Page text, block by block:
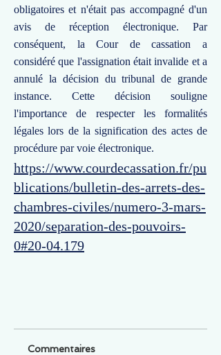
obligatoires et n'était pas accompagné d'un
avis de réception électronique. Par
conséquent, la Cour de cassation a
considéré que l'assignation était invalide et a
annulé la décision du tribunal de grande
instance. Cette décision souligne
l'importance de respecter les formalités
légales lors de la signification des actes de
procédure par voie électronique.
https://www.courdecassation.fr/pu
blications/bulletin-des-arrets-des-
chambres-civiles/numero-3-mars-
2020/separation-des-pouvoirs-
0#20-04.179
Commentaires